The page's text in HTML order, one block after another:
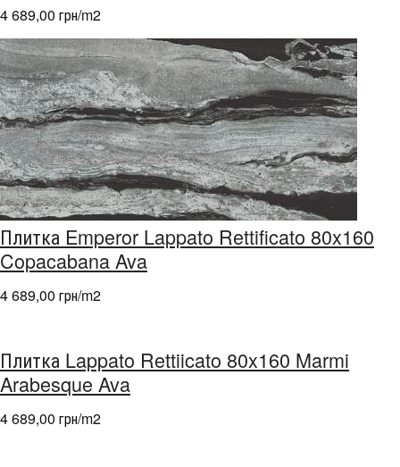
4 689,00 грн/m2
Плитка Emperor Lappato Rettificato 80x160
Copacabana Ava
4 689,00 грн/m2
Плитка Lappato Rettiicato 80x160 Marmi
Arabesque Ava
4 689,00 грн/m2